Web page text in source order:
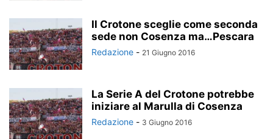
Il Crotone sceglie come seconda
sede non Cosenza ma…Pescara
Redazione - 21 Giugno 2016
La Serie A del Crotone potrebbe
iniziare al Marulla di Cosenza
Redazione - 3 Giugno 2016